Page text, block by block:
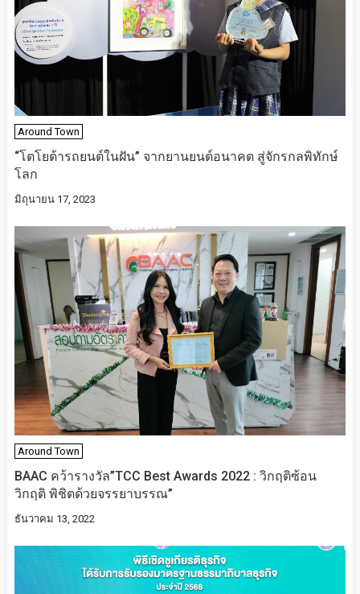
Around Town
“โตโยต้ารถยนต์ในฝัน” จากยานยนต์อนาคต สู่จักรกลพิทักษ์
โลก
มิถุนายน 17, 2023
Around Town
BAAC​ คว้ารางวัล​”TCC Best Awards 2022 : วิกฤติซ้อน
วิกฤติ พิชิตด้วยจรรยาบรรณ”
ธันวาคม 13, 2022